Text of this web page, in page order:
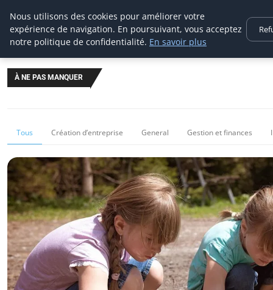
Aecme
À NE PAS MANQUER
Tous Création d’entreprise General Gestion et finances
Nous utilisons des cookies pour améliorer votre
expérience de navigation. En poursuivant, vous acceptez
notre politique de confidentialité. En savoir plus